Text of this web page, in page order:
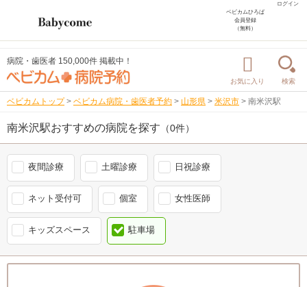
ログイン
ベビカムひろば
会員登録
（無料）
病院・歯医者 150,000件 掲載中！
お気に入り 検索
ベビカムトップ > ベビカム病院・歯医者予約 > 山形県 > 米沢市 > 南米沢駅
南米沢駅おすすめの病院を探す （0件）
夜間診療 土曜診療 日祝診療
ネット受付可 個室 女性医師
キッズスペース 駐車場